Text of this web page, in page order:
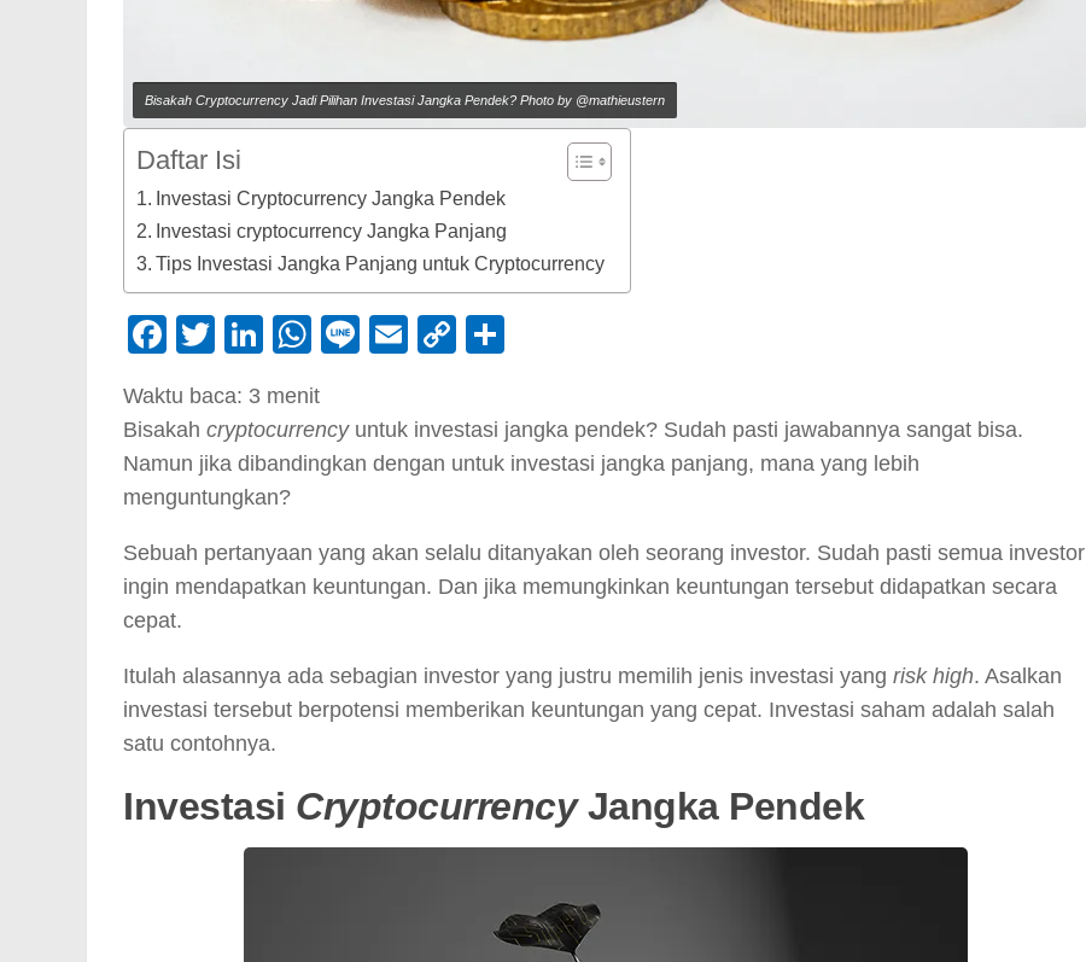
Bisakah Cryptocurrency Jadi Pilihan Investasi Jangka Pendek? Photo by @mathieustern
Daftar Isi
Investasi Cryptocurrency Jangka Pendek
Investasi cryptocurrency Jangka Panjang
Tips Investasi Jangka Panjang untuk Cryptocurrency
Facebook
Twitter
LinkedIn
WhatsApp
LineEmail
Copy
Waktu baca: 3 menit
Bisakah cryptocurrency untuk investasi jangka pendek? Sudah pasti jawabannya sangat bisa.
Namun jika dibandingkan dengan untuk investasi jangka panjang, mana yang lebih
menguntungkan?
Sebuah pertanyaan yang akan selalu ditanyakan oleh seorang investor. Sudah pasti semua investor
ingin mendapatkan keuntungan. Dan jika memungkinkan keuntungan tersebut didapatkan secara
cepat.
Itulah alasannya ada sebagian investor yang justru memilih jenis investasi yang risk high. Asalkan
investasi tersebut berpotensi memberikan keuntungan yang cepat. Investasi saham adalah salah
satu contohnya.
Investasi CryptocurrencyJangka Pendek